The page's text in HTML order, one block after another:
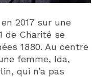
2017 sur une
de Charité se
1880. Au centre
femme, Ida,
qui n’a pas